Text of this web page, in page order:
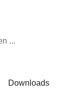
Downloads